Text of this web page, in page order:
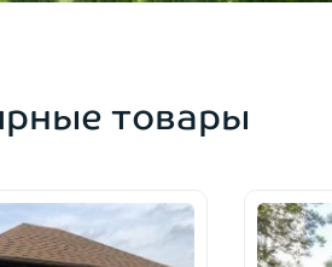
товары